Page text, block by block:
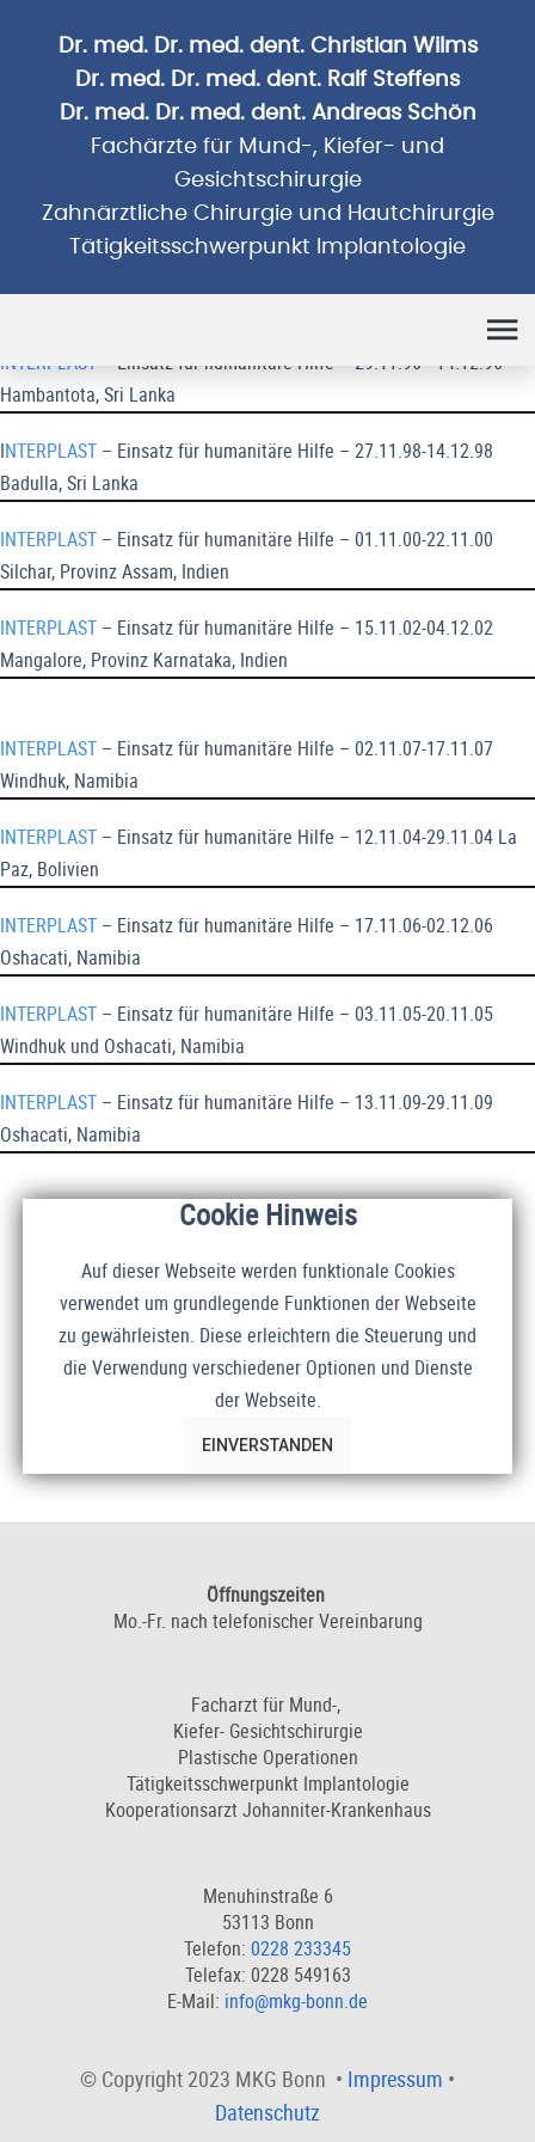
Dr. med. Dr. med. dent. Christian Wilms
Dr. med. Dr. med. dent. Ralf Steffens
Dr. med. Dr. med. dent. Andreas Schön
Fachärzte für Mund-, Kiefer- und
Gesichtschirurgie
Zahnärztliche Chirurgie und Hautchirurgie
Tätigkeitsschwerpunkt Implantologie
INTERPLAST
– Einsatz für humanitäre Hilfe – 29.11.96 - 14.12.96
Hambantota, Sri Lanka
INTERPLAST – Einsatz für humanitäre Hilfe – 27.11.98-14.12.98
Badulla, Sri Lanka
INTERPLAST – Einsatz für humanitäre Hilfe – 01.11.00-22.11.00
Silchar, Provinz Assam, Indien
INTERPLAST – Einsatz für humanitäre Hilfe – 15.11.02-04.12.02
Mangalore, Provinz Karnataka, Indien
INTERPLAST – Einsatz für humanitäre Hilfe – 02.11.07-17.11.07
Windhuk, Namibia
INTERPLAST – Einsatz für humanitäre Hilfe – 12.11.04-29.11.04 La
Paz, Bolivien
INTERPLAST – Einsatz für humanitäre Hilfe – 17.11.06-02.12.06
Oshacati, Namibia
INTERPLAST – Einsatz für humanitäre Hilfe – 03.11.05-20.11.05
Windhuk und Oshacati, Namibia
INTERPLAST – Einsatz für humanitäre Hilfe – 13.11.09-29.11.09
Oshacati, Namibia
Cookie Hinweis
Auf dieser Webseite werden funktionale Cookies
verwendet um grundlegende Funktionen der Webseite
zu gewährleisten. Diese erleichtern die Steuerung und
die Verwendung verschiedener Optionen und Dienste
der Webseite.
EINVERSTANDEN
Öffnungszeiten
Mo.-Fr. nach telefonischer Vereinbarung
Facharzt für Mund-,
Kiefer- Gesichtschirurgie
Plastische Operationen
Tätigkeitsschwerpunkt Implantologie
Kooperationsarzt Johanniter-Krankenhaus
Menuhinstraße 6
53113 Bonn
Telefon: 0228 233345
Telefax: 0228 549163
E-Mail: info@mkg-bonn.de
© Copyright 2023 MKG Bonn • Impressum •
Datenschutz